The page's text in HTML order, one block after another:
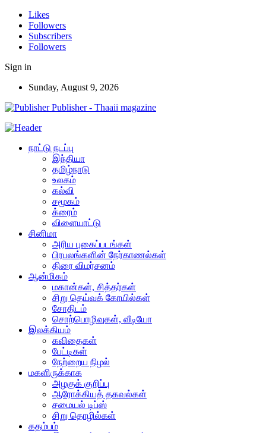
Likes
Followers
Subscribers
Followers
Sign in
Sunday, August 9, 2026
Publisher - Thaaii magazine
நாட்டு நடப்பு
இந்தியா
தமிழ்நாடு
உலகம்
கல்வி
சமூகம்
க்ரைம்
விளையாட்டு
சினிமா
அரிய புகைப்படங்கள்
பிரபலங்களின் நேர்காணல்கள்
திரை விமர்சனம்
ஆன்மிகம்
மகான்கள், சித்தர்கள்
சிறு தெய்வக் கோயில்கள்
சோதிடம்
சொற்பொழிவுகள், வீடியோ
இலக்கியம்
கவிதைகள்
பேட்டிகள்
நேற்றைய நிழல்
மகளிருக்காக
அழகுக் குறிப்பு
ஆரோக்கியத் தகவல்கள்
சமையல் டிப்ஸ்
சிறு தொழில்கள்
கதம்பம்